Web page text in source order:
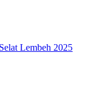
Lembeh 2025